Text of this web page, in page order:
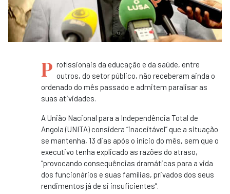
P rofissionais da educação e da saúde, entre
outros, do setor público, não receberam ainda o
ordenado do mês passado e admitem paralisar as
suas atividades.
A União Nacional para a Independência Total de
Angola (UNITA) considera “inaceitável” que a situação
se mantenha, 13 dias após o início do mês, sem que o
executivo tenha explicado as razões do atraso,
“provocando consequências dramáticas para a vida
dos funcionários e suas famílias, privados dos seus
rendimentos já de si insuficientes”.